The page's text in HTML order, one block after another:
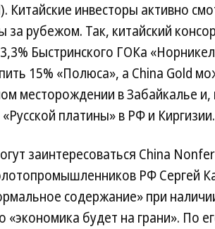
Китайские инвесторы активно
за рубежом. Так, китайский
Быстринского ГОКа
15% «Полюса», а China Gold
месторождении в Забайкалье и,
платины» в РФ и Киргизии.
заинтересоваться China
РФ Сергей
содержание» при
будет на грани». По